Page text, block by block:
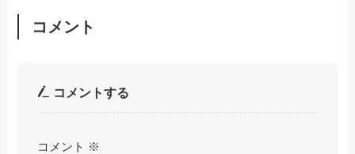
コメント
コメントする
コメント ※